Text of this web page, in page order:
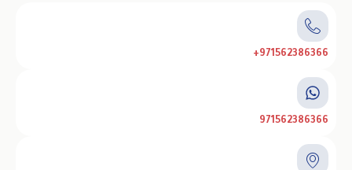
971562386366+
971562386366